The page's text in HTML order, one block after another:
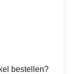
bestellen?